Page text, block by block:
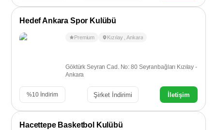
Hedef Ankara Spor Kulübü
Premium Kızılay ,Ankara
Göktürk Seyran Cad. No: 80 Seyranbağları Kızılay -
Ankara
%10 İndirim Şirket İndirimi İletişim
Hacettepe Basketbol Kulübü